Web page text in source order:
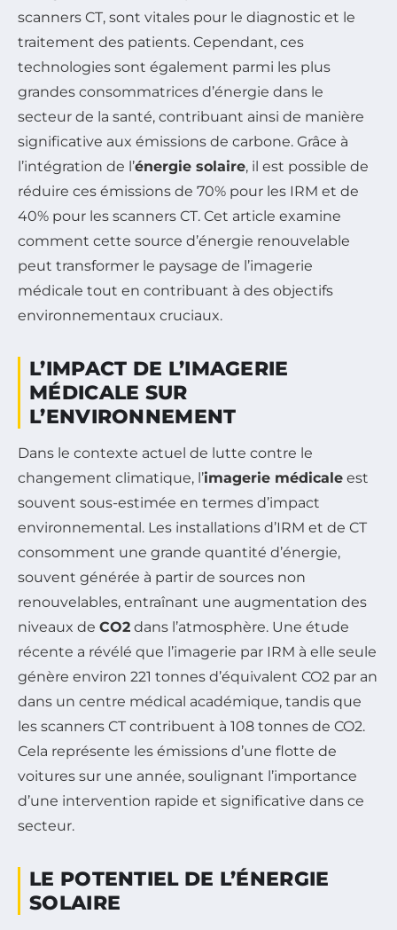
scanners CT, sont vitales pour le diagnostic et le
traitement des patients. Cependant, ces
technologies sont également parmi les plus
grandes consommatrices d’énergie dans le
secteur de la santé, contribuant ainsi de manière
significative aux émissions de carbone. Grâce à
l’intégration de l’énergie solaire, il est possible de
réduire ces émissions de 70% pour les IRM et de
40% pour les scanners CT. Cet article examine
comment cette source d’énergie renouvelable
peut transformer le paysage de l’imagerie
médicale tout en contribuant à des objectifs
environnementaux cruciaux.
L’IMPACT DE L’IMAGERIE
MÉDICALE SUR
L’ENVIRONNEMENT
Dans le contexte actuel de lutte contre le
changement climatique, l’imagerie médicale est
souvent sous-estimée en termes d’impact
environnemental. Les installations d’IRM et de CT
consomment une grande quantité d’énergie,
souvent générée à partir de sources non
renouvelables, entraînant une augmentation des
niveaux de CO2 dans l’atmosphère. Une étude
récente a révélé que l’imagerie par IRM à elle seule
génère environ 221 tonnes d’équivalent CO2 par an
dans un centre médical académique, tandis que
les scanners CT contribuent à 108 tonnes de CO2.
Cela représente les émissions d’une flotte de
voitures sur une année, soulignant l’importance
d’une intervention rapide et significative dans ce
secteur.
LE POTENTIEL DE L’ÉNERGIE
SOLAIRE